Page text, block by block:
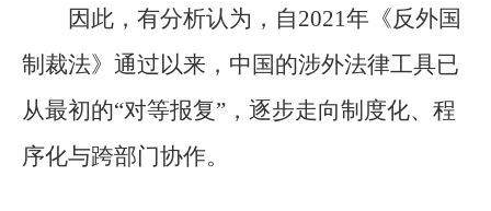
因此，有分析认为，自2021年《反外国
制裁法》通过以来，中国的涉外法律工具已
从最初的“对等报复”，逐步走向制度化、程
序化与跨部门协作。